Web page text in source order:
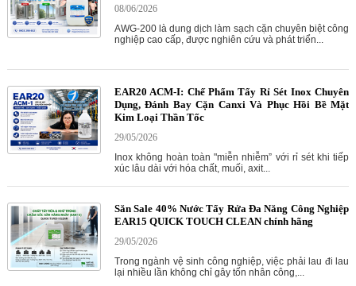
08/06/2026
AWG-200 là dung dịch làm sạch cặn chuyên biệt công
nghiệp cao cấp, được nghiên cứu và phát triển...
EAR20 ACM-I: Chế Phẩm Tẩy Rỉ Sét Inox Chuyên
Dụng, Đánh Bay Cặn Canxi Và Phục Hồi Bề Mặt
Kim Loại Thần Tốc
29/05/2026
Inox không hoàn toàn "miễn nhiễm” với rỉ sét khi tiếp
xúc lâu dài với hóa chất, muối, axit...
Săn Sale 40% Nước Tẩy Rửa Đa Năng Công Nghiệp
EAR15 QUICK TOUCH CLEAN chính hãng
29/05/2026
Trong ngành vệ sinh công nghiệp, việc phải lau đi lau
lại nhiều lần không chỉ gây tốn nhân công,...